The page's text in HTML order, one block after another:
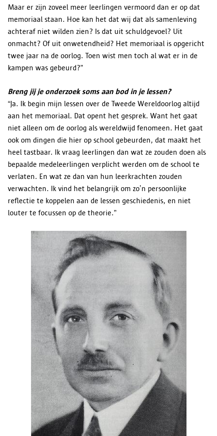
Maar er zijn zoveel meer leerlingen vermoord dan er op dat
memoriaal staan. Hoe kan het dat wij dat als samenleving
achteraf niet wilden zien? Is dat uit schuldgevoel? Uit
onmacht? Of uit onwetendheid? Het memoriaal is opgericht
twee jaar na de oorlog. Toen wist men toch al wat er in de
kampen was gebeurd?”
Breng jij je onderzoek soms aan bod in je lessen?
“Ja. Ik begin mijn lessen over de Tweede Wereldoorlog altijd
aan het memoriaal. Dat opent het gesprek. Want het gaat
niet alleen om de oorlog als wereldwijd fenomeen. Het gaat
ook om dingen die hier op school gebeurden, dat maakt het
heel tastbaar. Ik vraag leerlingen dan wat ze zouden doen als
bepaalde medeleerlingen verplicht werden om de school te
verlaten. En wat ze dan van hun leerkrachten zouden
verwachten. Ik vind het belangrijk om zo’n persoonlijke
reflectie te koppelen aan de lessen geschiedenis, en niet
louter te focussen op de theorie.”